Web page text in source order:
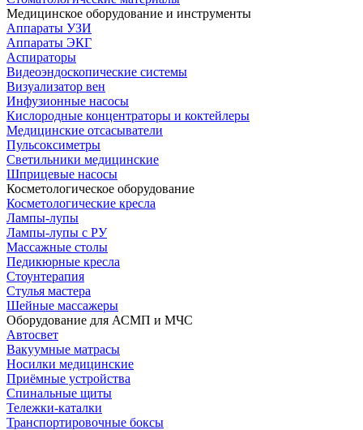
Медицинское оборудование и инструменты
Аппараты УЗИ
Аппараты ЭКГ
Аспираторы
Видеоэндоскопические системы
Визуализатор вен
Инфузионные насосы
Кислородные концентраторы и коктейлеры
Медицинские отсасыватели
Пульсоксиметры
Светильники медицинские
Шприцевые насосы
Косметологическое оборудование
Косметологические кресла
Лампы-лупы
Лампы-лупы с РУ
Массажные столы
Педикюрные кресла
Стоунтерапия
Стулья мастера
Шейные массажеры
Оборудование для АСМП и МЧС
Автосвет
Вакуумные матрасы
Носилки медицинские
Приёмные устройства
Спинальные щиты
Тележки-каталки
Транспортировочные боксы